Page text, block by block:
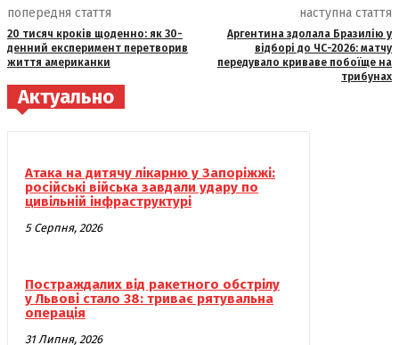
попередня стаття
20 тисяч кроків щоденно: як 30-
денний експеримент перетворив
життя американки
наступна стаття
Аргентина здолала Бразилію у
відборі до ЧС-2026: матчу
передувало криваве побоїще на
трибунах
Актуально
Атака на дитячу лікарню у Запоріжжі:
російські війська завдали удару по
цивільній інфраструктурі
5 Серпня, 2026
Постраждалих від ракетного обстрілу
у Львові стало 38: триває рятувальна
операція
31 Липня, 2026